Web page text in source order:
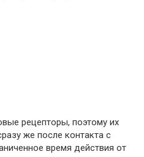
рецепторы, поэтому их
же после контакта с
время действия от